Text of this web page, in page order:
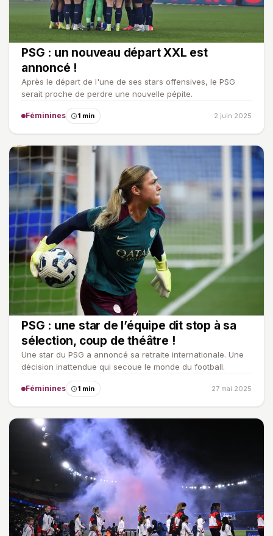
PSG : un nouveau départ XXL est
annoncé !
Après le départ de l'une de ses stars offensives, le PSG
serait proche de perdre une nouvelle pépite.
Féminines 1 min 2 juin 2025
PSG : une star de l’équipe dit stop à sa
sélection, coup de théâtre !
Une star du PSG a annoncé sa retraite internationale. Une
décision inattendue qui secoue le monde du football.
Féminines 1 min 27 mai 2025